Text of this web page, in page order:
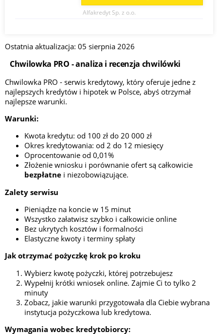
Alfakredyt Sp. z o.o.
Ostatnia aktualizacja: 05 sierpnia 2026
Chwilowka PRO - analiza i recenzja chwilówki
Chwilowka PRO - serwis kredytowy, który oferuje jedne z
najlepszych kredytów i hipotek w Polsce, abyś otrzymał
najlepsze warunki.
Warunki:
Kwota kredytu: od 100 zł do 20 000 zł
Okres kredytowania: od 2 do 12 miesięcy
Oprocentowanie od 0,01%
Złożenie wniosku i porównanie ofert są całkowicie
bezpłatne i niezobowiązujące.
Zalety serwisu
Pieniądze na koncie w 15 minut
Wszystko załatwisz szybko i całkowicie online
Bez ukrytych kosztów i formalności
Elastyczne kwoty i terminy spłaty
Jak otrzymać pożyczkę krok po kroku
Wybierz kwotę pożyczki, której potrzebujesz
Wypełnij krótki wniosek online. Zajmie Ci to tylko 2
minuty
Zobacz, jakie warunki przygotowała dla Ciebie wybrana
instytucja pożyczkowa lub kredytowa.
Wymagania wobec kredytobiorcy: